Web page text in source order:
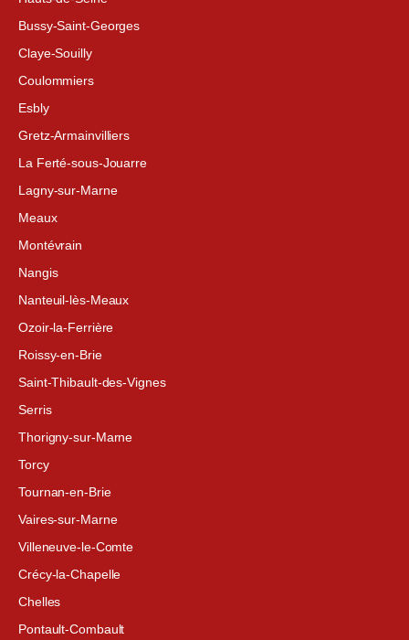
Bussy-Saint-Georges
Claye-Souilly
Coulommiers
Esbly
Gretz-Armainvilliers
La Ferté-sous-Jouarre
Lagny-sur-Marne
Meaux
Montévrain
Nangis
Nanteuil-lès-Meaux
Ozoir-la-Ferrière
Roissy-en-Brie
Saint-Thibault-des-Vignes
Serris
Thorigny-sur-Marne
Torcy
Tournan-en-Brie
Vaires-sur-Marne
Villeneuve-le-Comte
Crécy-la-Chapelle
Chelles
Pontault-Combault